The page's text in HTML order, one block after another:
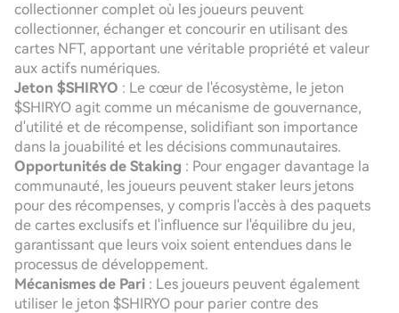
collectionner complet où les joueurs peuvent
collectionner, échanger et concourir en utilisant des
cartes NFT, apportant une véritable propriété et valeur
aux actifs numériques.
Jeton $SHIRYO : Le cœur de l'écosystème, le jeton
$SHIRYO agit comme un mécanisme de gouvernance,
d'utilité et de récompense, solidifiant son importance
dans la jouabilité et les décisions communautaires.
Opportunités de Staking : Pour engager davantage la
communauté, les joueurs peuvent staker leurs jetons
pour des récompenses, y compris l'accès à des paquets
de cartes exclusifs et l'influence sur l'équilibre du jeu,
garantissant que leurs voix soient entendues dans le
processus de développement.
Mécanismes de Pari : Les joueurs peuvent également
utiliser le jeton $SHIRYO pour parier contre des